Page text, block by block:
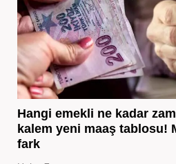
Hangi emekli ne kadar
kalem yeni maaş tablosu!
fark